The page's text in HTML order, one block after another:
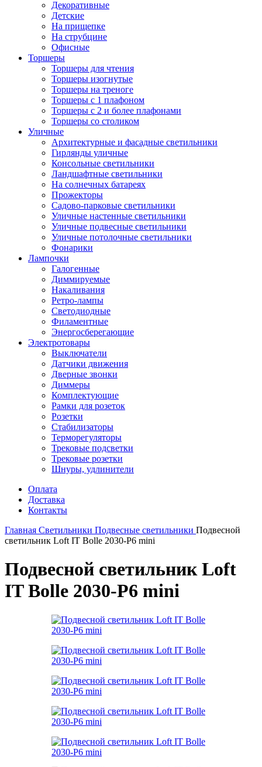
Декоративные
Детские
На прищепке
На струбцине
Офисные
Торшеры
Торшеры для чтения
Торшеры изогнутые
Торшеры на треноге
Торшеры с 1 плафоном
Торшеры с 2 и более плафонами
Торшеры со столиком
Уличные
Архитектурные и фасадные светильники
Гирлянды уличные
Консольные светильники
Ландшафтные светильники
На солнечных батареях
Прожекторы
Садово-парковые светильники
Уличные настенные светильники
Уличные подвесные светильники
Уличные потолочные светильники
Фонарики
Лампочки
Галогенные
Диммируемые
Накаливания
Ретро-лампы
Светодиодные
Филаментные
Энергосберегающие
Электротовары
Выключатели
Датчики движения
Дверные звонки
Диммеры
Комплектующие
Рамки для розеток
Розетки
Стабилизаторы
Терморегуляторы
Трековые подсветки
Трековые розетки
Шнуры, удлинители
Оплата
Доставка
Контакты
Главная Светильники Подвесные светильники Подвесной
светильник Loft IT Bolle 2030-P6 mini
Подвесной светильник Loft
IT Bolle 2030-P6 mini